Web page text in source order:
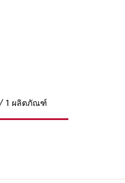
1 ผลิตภัณฑ์